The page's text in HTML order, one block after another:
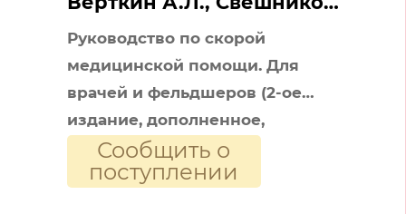
К.А.
Руководство по скорой
медицинской помощи. Для
врачей и фельдшеров (2-ое
издание, дополненное,
переработанное)
Сообщить о
поступлении